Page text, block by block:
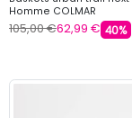
Homme COLMAR
105,00 €62,99 € 40%